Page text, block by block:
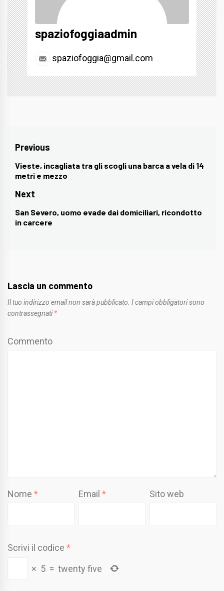
spaziofoggiaadmin
spaziofoggia@gmail.com
Navigazione
articoli
Previous
Previous
post:
Vieste, incagliata tra gli scogli una barca a vela di 14
metri e mezzo
Next
Next
post:
San Severo, uomo evade dai domiciliari, ricondotto
in carcere
Lascia un commento
Il tuo indirizzo email non sarà pubblicato. I campi obbligatori sono
contrassegnati *
Commento
Nome * Email* Sito web
Scrivi il codice *
× 5 = twenty five